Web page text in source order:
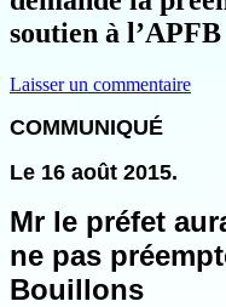
soutien à
Laisser un commentaire
COMMUNIQUÉ
Le 16 août 2015.
Mr le préfet
ne pas
Bouillons